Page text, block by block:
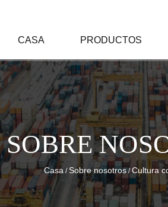
CASA PRODUCTOS
SOBRE
Casa/Sobre nosotros/Cultura